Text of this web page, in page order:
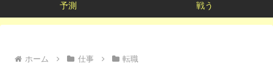
予測 戦う
ホーム 仕事 転職